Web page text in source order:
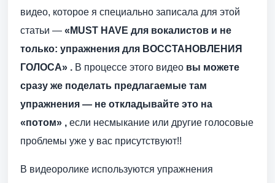
видео, которое я специально записала для этой
статьи — «MUST HAVE для вокалистов и не
только: упражнения для ВОССТАНОВЛЕНИЯ
ГОЛОСА» . В процессе этого видео вы можете
сразу же поделать предлагаемые там
упражнения — не откладывайте это на
«потом» , если несмыкание или другие голосовые
проблемы уже у вас присутствуют!!
В видеоролике используются упражнения